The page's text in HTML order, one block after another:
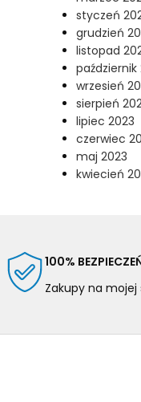
styczeń
grudzień
listopad
październik
wrzesień
sierpień
lipiec 2023
czerwiec
maj 2023
kwiecień
100%
Zakupy na